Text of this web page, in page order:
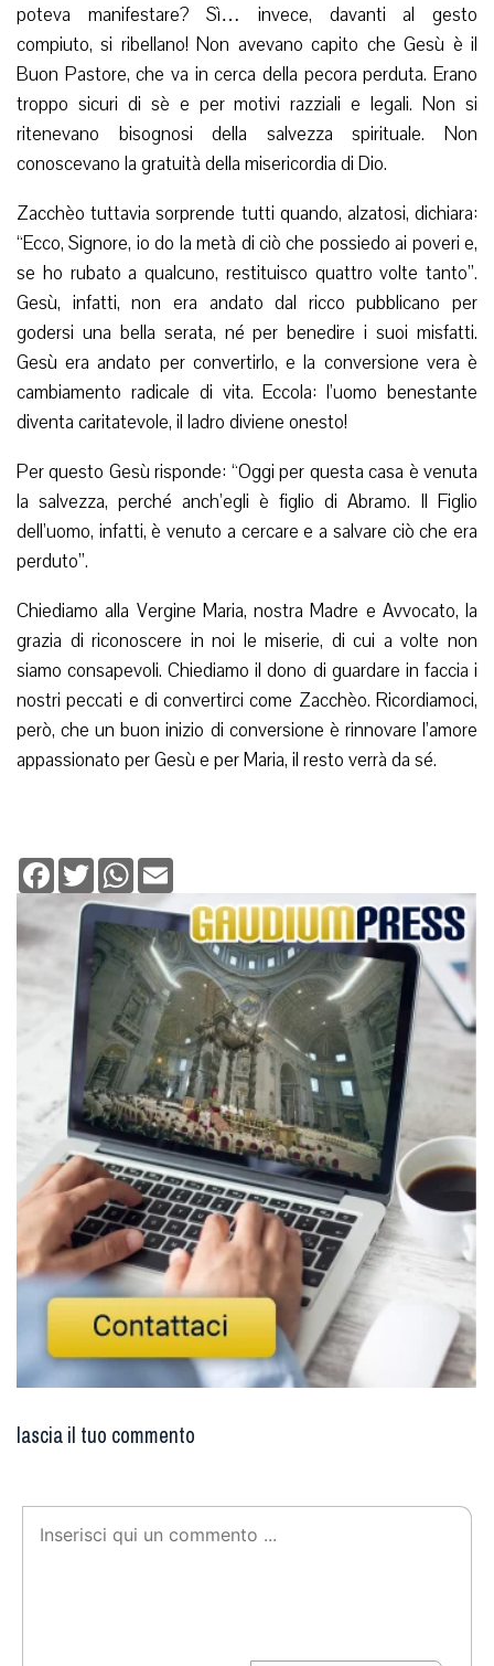
poteva manifestare? Sì… invece, davanti al gesto
compiuto, si ribellano! Non avevano capito che Gesù è il
Buon Pastore, che va in cerca della pecora perduta. Erano
troppo sicuri di sè e per motivi razziali e legali. Non si
ritenevano bisognosi della salvezza spirituale. Non
conoscevano la gratuità della misericordia di Dio.
Zacchèo tuttavia sorprende tutti quando, alzatosi, dichiara:
“Ecco, Signore, io do la metà di ciò che possiedo ai poveri e,
se ho rubato a qualcuno, restituisco quattro volte tanto”.
Gesù, infatti, non era andato dal ricco pubblicano per
godersi una bella serata, né per benedire i suoi misfatti.
Gesù era andato per convertirlo, e la conversione vera è
cambiamento radicale di vita. Eccola: l’uomo benestante
diventa caritatevole, il ladro diviene onesto!
Per questo Gesù risponde: “Oggi per questa casa è venuta
la salvezza, perché anch’egli è figlio di Abramo. Il Figlio
dell’uomo, infatti, è venuto a cercare e a salvare ciò che era
perduto”.
Chiediamo alla Vergine Maria, nostra Madre e Avvocato, la
grazia di riconoscere in noi le miserie, di cui a volte non
siamo consapevoli. Chiediamo il dono di guardare in faccia i
nostri peccati e di convertirci come Zacchèo. Ricordiamoci,
però, che un buon inizio di conversione è rinnovare l’amore
appassionato per Gesù e per Maria, il resto verrà da sé.
Facebook
TwitterWhatsApp
lascia il tuo commento